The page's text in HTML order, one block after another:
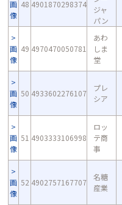
画
像
48 4901870298374
ジャ
パン
画
像
49 4970470050781
あわ
しま
堂
画
像
50 4933602276107
プレ
シア
画
像
51 4903333106998
ロッ
テ商
事
画
像
52 4902757167707
名糖
産業